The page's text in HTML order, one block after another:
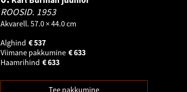
ROOSID. 1953
Akvarell. 57.0 × 44.0 cm
Alghind
537
€
Viimane pakkumine
633
€
Haamrihind
633
€
Tee pakkumine